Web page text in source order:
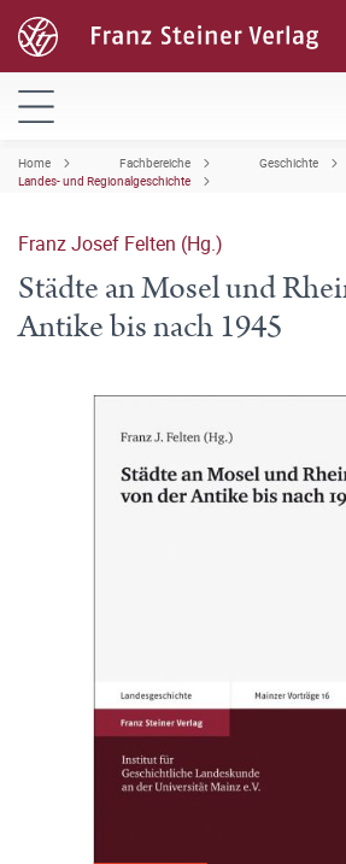
Home Fachbereiche
Geschichte
Landes- und Regionalgeschichte
Franz Josef Felten (Hg.)
Städte an Mosel und
Antike bis nach 1945